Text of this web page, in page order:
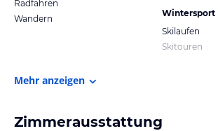
Radfahren
Wandern
Wintersport
Skilaufen
Skitouren
Mehr anzeigen
Zimmerausstattung